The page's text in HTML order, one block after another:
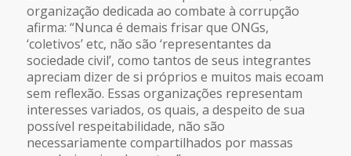
organização dedicada ao combate à corrupção
afirma: “Nunca é demais frisar que ONGs,
‘coletivos’ etc, não são ‘representantes da
sociedade civil’, como tantos de seus integrantes
apreciam dizer de si próprios e muitos mais ecoam
sem reflexão. Essas organizações representam
interesses variados, os quais, a despeito de sua
possível respeitabilidade, não são
necessariamente compartilhados por massas